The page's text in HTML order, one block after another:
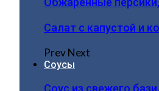
Салат с капустой и
PrevNext
Соусы
Соус из свежего